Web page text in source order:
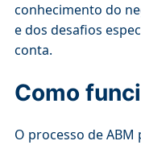
conhecimento do
e dos desafios
conta.
Como
O processo de